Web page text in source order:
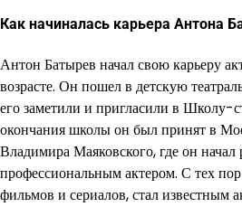
Как начиналась карьера Антона
Антон Батырев начал свою карьеру
возрасте. Он пошел в детскую
его заметили и пригласили в
окончания школы он был принят в
Владимира Маяковского, где он начал
профессиональным актером. С тех
фильмов и сериалов, стал известным